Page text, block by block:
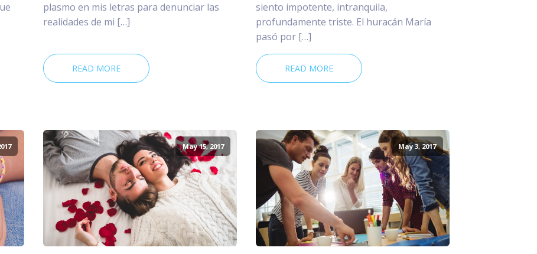
plasmo en mis letras para denunciar las
realidades de mi […]
READ MORE
siento impotente, intranquila,
profundamente triste. El huracán María
pasó por […]
READ MORE
May 15, 2017 May 3, 2017